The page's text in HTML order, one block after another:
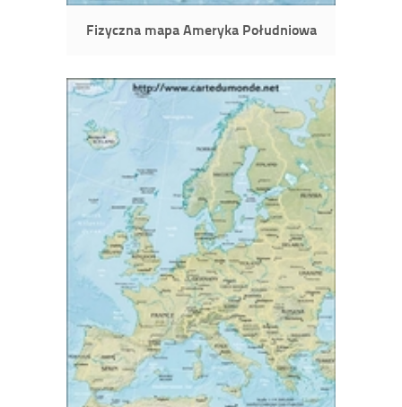
Fizyczna mapa Ameryka Południowa